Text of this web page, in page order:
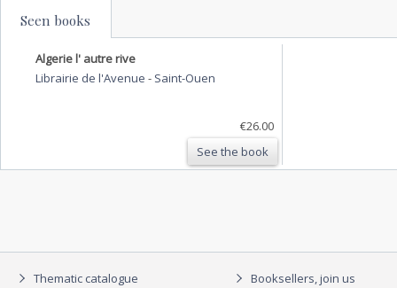
Seen books
Algerie l' autre rive
Librairie de l'Avenue - Saint-Ouen
€26.00
See the book
Thematic catalogue
Booksellers, join us